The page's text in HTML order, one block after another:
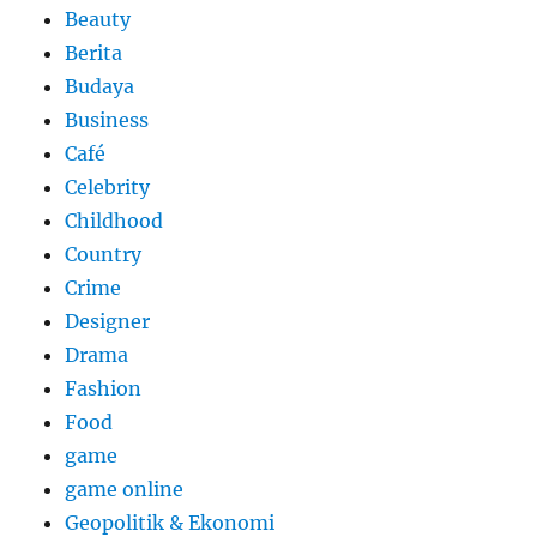
Beauty
Berita
Budaya
Business
Café
Celebrity
Childhood
Country
Crime
Designer
Drama
Fashion
Food
game
game online
Geopolitik & Ekonomi